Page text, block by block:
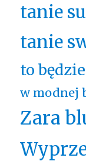
tanie
tanie
to
w modnej
Zara